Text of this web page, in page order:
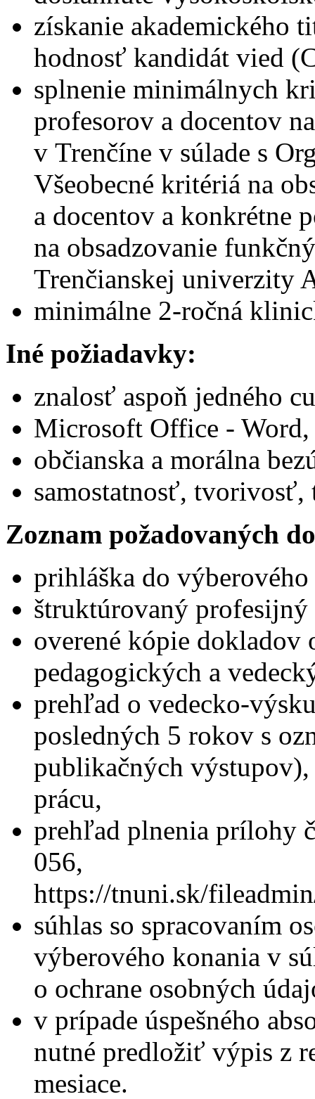
získanie akademického
hodnosť kandidát vied
splnenie minimálnych
profesorov a docentov
v Trenčíne v súlade s
Všeobecné kritériá na
a docentov a konkrétne
na obsadzovanie
Trenčianskej univerzity
minimálne 2-ročná
Iné požiadavky:
znalosť aspoň jedného
Microsoft Office -
občianska a morálna
samostatnosť,
Zoznam požadovaných
prihláška do
štruktúrovaný
overené kópie dokladov
pedagogických a
prehľad o vedecko-
posledných 5 rokov s
publikačných
prácu,
prehľad plnenia prílohy
056,
https://tnuni.sk/
súhlas so spracovaním
výberového konania v
o ochrane osobných
v prípade úspešného
nutné predložiť výpis z
mesiace.